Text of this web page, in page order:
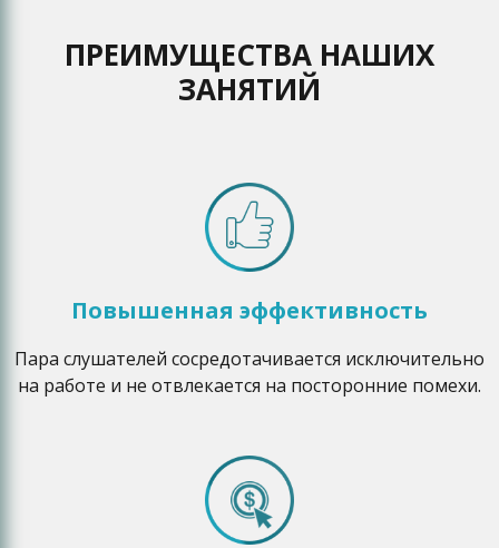
ПРЕИМУЩЕСТВА НАШИХ
ЗАНЯТИЙ
Повышенная эффективность
Пара слушателей сосредотачивается исключительно
на работе и не отвлекается на посторонние помехи.